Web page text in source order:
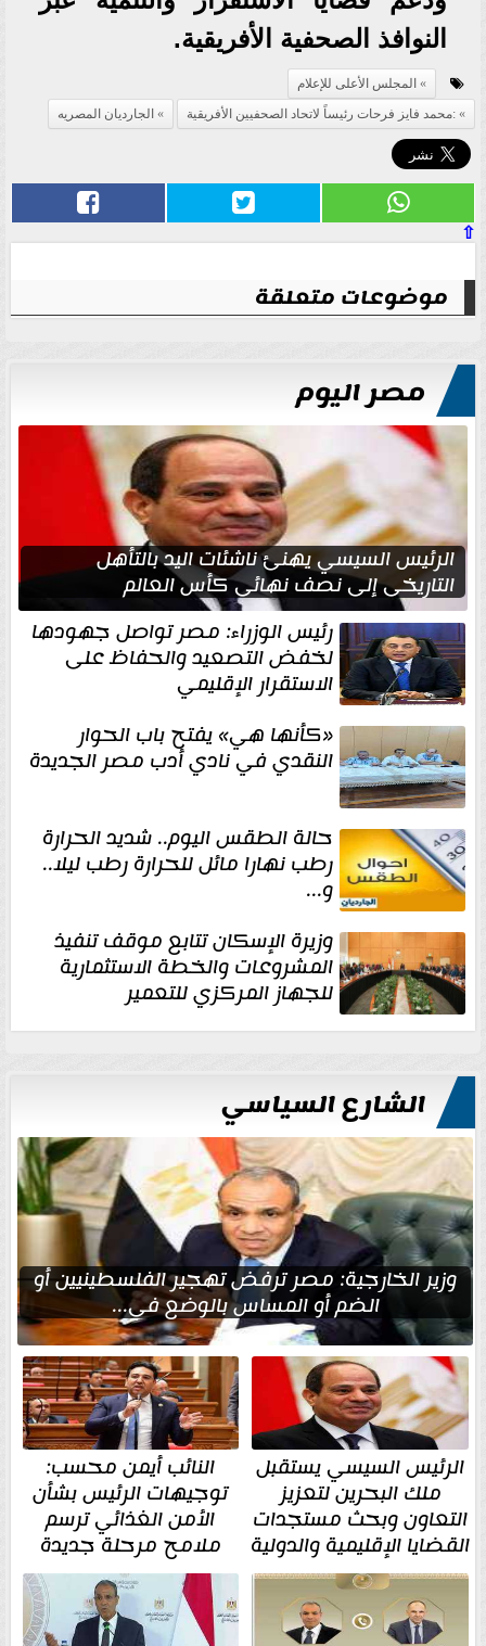
النوافذ الصحفية الأفريقية.
المجلس الأعلى للإعلام
:محمد فايز فرحات رئيساً لاتحاد الصحفيين الأفريقية
الجارديان المصريه
⇧
موضوعات متعلقة
مصر اليوم
الرئيس السيسي يهنئ ناشئات اليد بالتأهل
التاريخي إلى نصف نهائي كأس العالم
رئيس الوزراء: مصر تواصل جهودها
لخفض التصعيد والحفاظ على
الاستقرار الإقليمي
«كأنها هي» يفتح باب الحوار
النقدي في نادي أدب مصر الجديدة
حالة الطقس اليوم.. شديد الحرارة
رطب نهارا مائل للحرارة رطب ليلا..
و...
وزيرة الإسكان تتابع موقف تنفيذ
المشروعات والخطة الاستثمارية
للجهاز المركزي للتعمير
الشارع السياسي
وزير الخارجية: مصر ترفض تهجير الفلسطينيين أو
الضم أو المساس بالوضع في...
الرئيس السيسي يستقبل
ملك البحرين لتعزيز
التعاون وبحث مستجدات
القضايا الإقليمية والدولية
النائب أيمن محسب:
توجيهات الرئيس بشأن
الأمن الغذائي ترسم
ملامح مرحلة جديدة